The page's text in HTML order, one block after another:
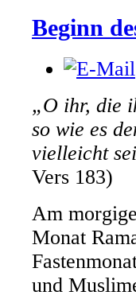
Beginn
„O ihr, die
so wie es
vielleicht
Vers 183)
Am
Monat
und